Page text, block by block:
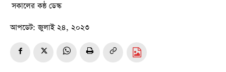
সকালের কন্ঠ ডেস্ক
আপডেট: জুলাই ২৪, ২০২৩